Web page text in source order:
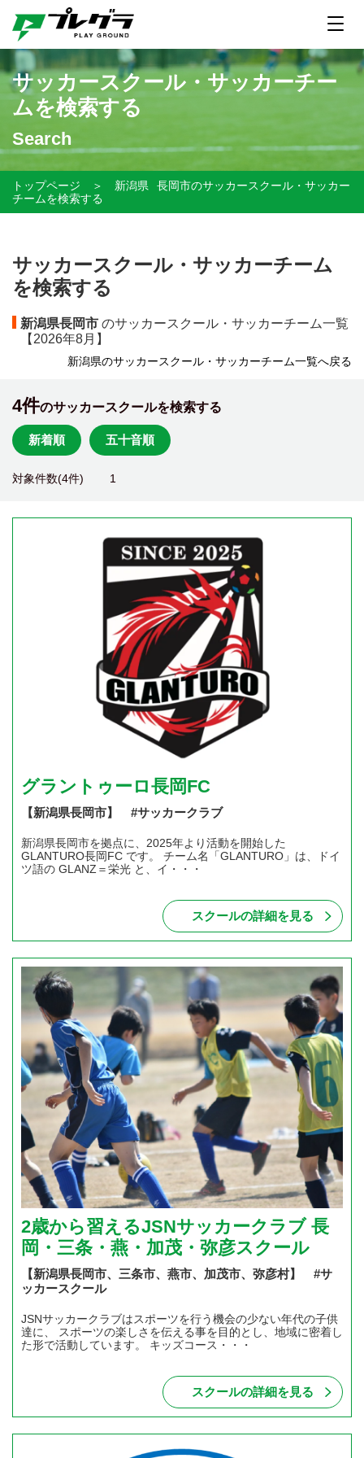
サッカースクール・サッカーチー
ムを検索する
Search
トップページ ＞ 新潟県
長岡市のサッカースクール・サッカー
チームを検索する
サッカースクール・サッカーチーム
を検索する
新潟県長岡市 のサッカースクール・サッカーチーム一覧
【 2026年8月】
新潟県のサッカースクール・サッカーチーム一覧へ戻る
4件のサッカースクールを検索する
新着順 五十音順
対象件数(4件) 1
グラントゥーロ長岡FC
【新潟県長岡市】 #サッカークラブ
新潟県長岡市を拠点に、2025年より活動を開始した
GLANTURO長岡FC です。 チーム名「GLANTURO」は、ドイ
ツ語の GLANZ＝栄光 と、イ・・・
スクールの詳細を見る
2歳から習えるJSNサッカークラブ 長
岡・三条・燕・加茂・弥彦スクール
【新潟県長岡市、三条市、燕市、加茂市、弥彦村】 #サ
ッカースクール
JSNサッカークラブはスポーツを行う機会の少ない年代の子供
達に、 スポーツの楽しさを伝える事を目的とし、地域に密着し
た形で活動しています。 キッズコース・・・
スクールの詳細を見る